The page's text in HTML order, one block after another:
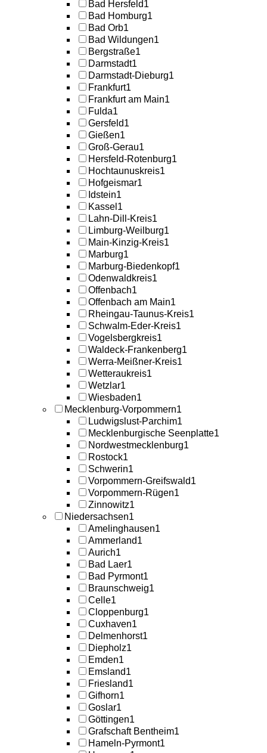
Bad Hersfeld1
Bad Homburg1
Bad Orb1
Bad Wildungen1
Bergstraße1
Darmstadt1
Darmstadt-Dieburg1
Frankfurt1
Frankfurt am Main1
Fulda1
Gersfeld1
Gießen1
Groß-Gerau1
Hersfeld-Rotenburg1
Hochtaunuskreis1
Hofgeismar1
Idstein1
Kassel 1
Lahn-Dill-Kreis1
Limburg-Weilburg1
Main-Kinzig-Kreis1
Marburg1
Marburg-Biedenkopf1
Odenwaldkreis1
Offenbach1
Offenbach am Main1
Rheingau-Taunus-Kreis1
Schwalm-Eder-Kreis1
Vogelsbergkreis1
Waldeck-Frankenberg1
Werra-Meißner-Kreis1
Wetteraukreis1
Wetzlar1
Wiesbaden1
Mecklenburg-Vorpommern1
Ludwigslust-Parchim1
Mecklenburgische Seenplatte1
Nordwestmecklenburg1
Rostock1
Schwerin1
Vorpommern-Greifswald1
Vorpommern-Rügen1
Zinnowitz1
Niedersachsen1
Amelinghausen1
Ammerland1
Aurich1
Bad Laer1
Bad Pyrmont1
Braunschweig1
Celle1
Cloppenburg1
Cuxhaven1
Delmenhorst1
Diepholz1
Emden1
Emsland1
Friesland1
Gifhorn1
Goslar1
Göttingen1
Grafschaft Bentheim1
Hameln-Pyrmont1